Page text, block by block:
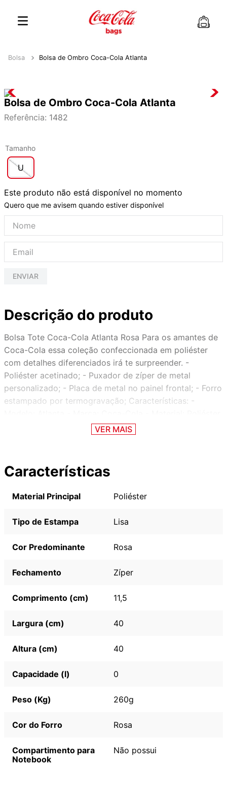
Bolsa Bolsa de Ombro Coca-Cola Atlanta
Bolsa de Ombro Coca-Cola Atlanta
Referência: 1482
Tamanho
U
Este produto não está disponível no momento
Quero que me avisem quando estiver disponível
ENVIAR
Descrição do produto
Bolsa Tote Coca-Cola Atlanta Rosa Para os amantes de
Coca-Cola essa coleção confeccionada em poliéster
com detalhes diferenciados irá te surpreender. -
Poliéster acetinado; - Puxador de zíper de metal
personalizado; - Placa de metal no painel frontal; - Forro
estampado por termogravação; Características: -
- Cor: Rosa - Medição (A*L*P): 40x40x11,5 cm - SKU:
VER MAIS
Características
Material Principal Poliéster
Tipo de Estampa Lisa
Cor Predominante Rosa
Fechamento Zíper
Comprimento (cm) 11,5
Largura (cm) 40
Altura (cm) 40
Capacidade (l) 0
Peso (Kg) 260g
Cor do Forro Rosa
Compartimento para
Notebook
Não possui